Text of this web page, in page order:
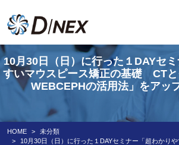
10月30日（日）に行った１DAYセ
すいマウスピース矯正の基礎 CTと
WEBCEPHの活用法」をアッ
HOME
未分類
10月30日（日）に行った１DAYセミナー「超わかり